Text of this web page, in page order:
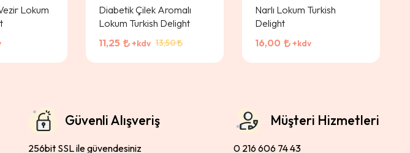
Lokum
Diabetik Çilek Aromalı
Lokum Turkish Delight
11,25
+kdv 13,50
Narlı Lokum Turkish
Delight
16,00
+kdv
Güvenli Alışveriş
256bit SSL ile güvendesiniz
Müşteri Hizmetleri
0 216 606 74 43